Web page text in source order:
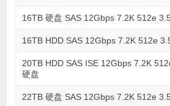
16TB 硬盘 SAS 12Gbps 7.2K 512e
16TB HDD SAS 12Gbps 7.2K 512e
20TB HDD SAS ISE 12Gbps 7.2K
硬盘
22TB 硬盘 SAS 12Gbps 7.2K 512e